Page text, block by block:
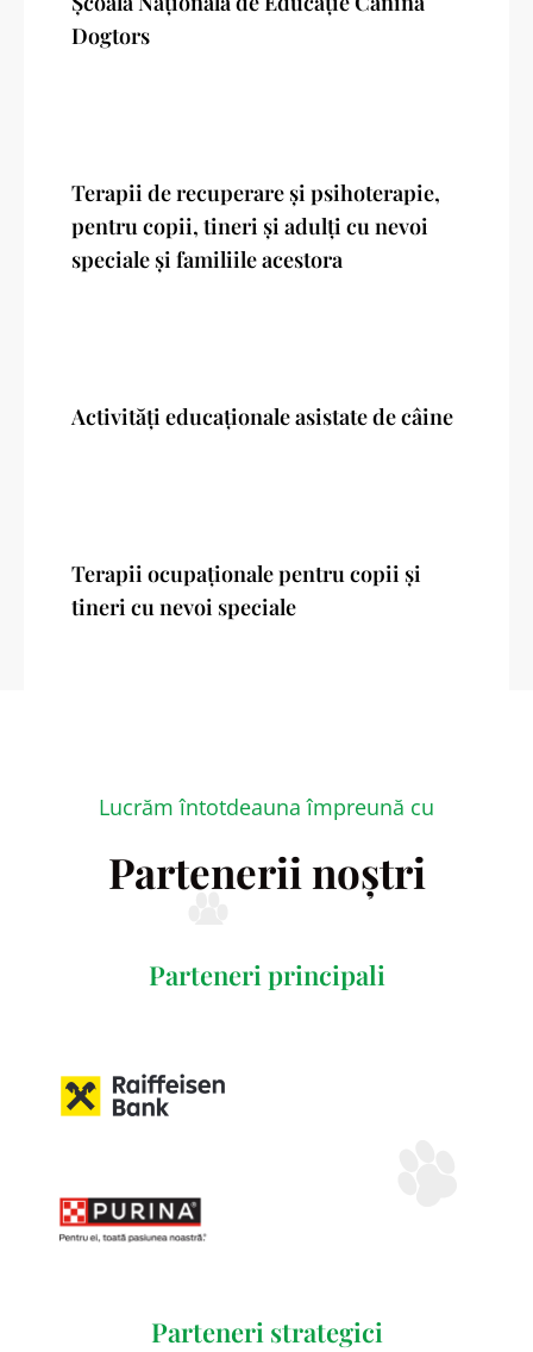
Dogtors
Terapii de recuperare și psihoterapie,
pentru copii, tineri și adulți cu nevoi
speciale și familiile acestora
Activități educaționale asistate de câine
Terapii ocupaționale pentru copii și
tineri cu nevoi speciale
Lucrăm întotdeauna împreună cu
Partenerii noștri
Parteneri principali
Parteneri strategici